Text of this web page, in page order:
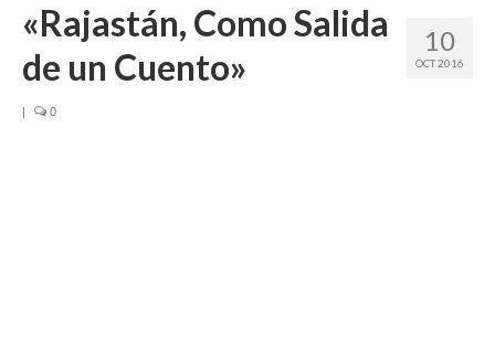
MI BLOG VIAJES INDIA 10
OCT 2016
«Rajastán, Como Salida
de un Cuento»
| 0